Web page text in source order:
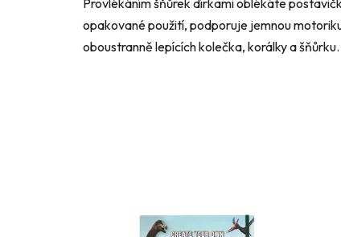
Provlékáním šňůrek dírkami oblékáte
opakované použití, podporuje jemnou
oboustranně lepících kolečka, korálky a šňůrku.